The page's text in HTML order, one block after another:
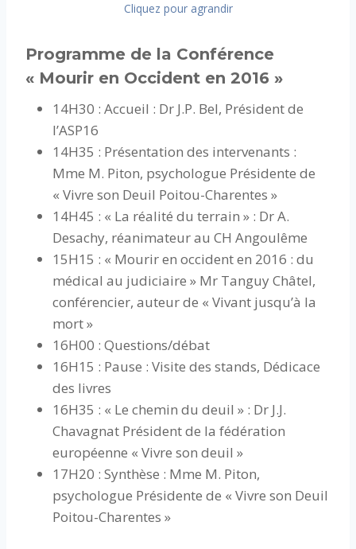
Cliquez pour agrandir
Programme de la Conférence
« Mourir en Occident en 2016 »
14H30 : Accueil : Dr J.P. Bel, Président de
l’ASP16
14H35 : Présentation des intervenants :
Mme M. Piton, psychologue Présidente de
« Vivre son Deuil Poitou-Charentes »
14H45 : « La réalité du terrain » : Dr A.
Desachy, réanimateur au CH Angoulême
15H15 : « Mourir en occident en 2016 : du
médical au judiciaire » Mr Tanguy Châtel,
conférencier, auteur de « Vivant jusqu’à la
mort »
16H00 : Questions/débat
16H15 : Pause : Visite des stands, Dédicace
des livres
16H35 : « Le chemin du deuil » : Dr J.J.
Chavagnat Président de la fédération
européenne « Vivre son deuil »
17H20 : Synthèse : Mme M. Piton,
psychologue Présidente de « Vivre son Deuil
Poitou-Charentes »